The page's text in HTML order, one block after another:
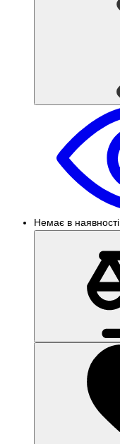
Немає в наявності